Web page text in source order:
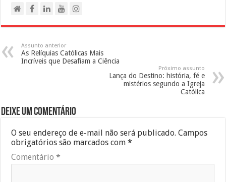
Assunto anterior
As Relíquias Católicas Mais
Incríveis que Desafiam a Ciência
Próximo assunto
Lança do Destino: história, fé e
mistérios segundo a Igreja
Católica
Deixe um comentário
O seu endereço de e-mail não será publicado. Campos
obrigatórios são marcados com*
Comentário*